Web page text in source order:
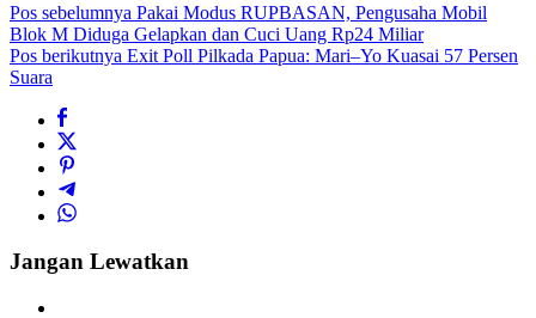
Pos sebelumnya Pakai Modus RUPBASAN, Pengusaha Mobil
Blok M Diduga Gelapkan dan Cuci Uang Rp24 Miliar
Pos berikutnya Exit Poll Pilkada Papua: Mari–Yo Kuasai 57 Persen
Suara
Jangan Lewatkan